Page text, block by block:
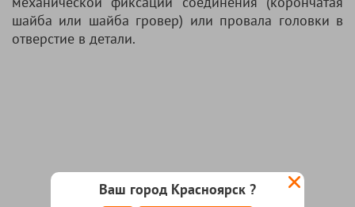
Ваш город Красноярск ?
шайба или шайба гровер) или провала головки в
отверстие в детали.